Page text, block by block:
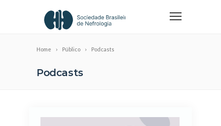
Home Público Podcasts
Podcasts